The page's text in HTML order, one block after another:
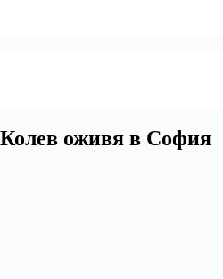
оживя в София